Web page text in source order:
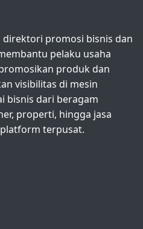
promosi bisnis dan
pelaku usaha
produk dan
visibilitas di mesin
bisnis dari beragam
properti, hingga jasa
terpusat.